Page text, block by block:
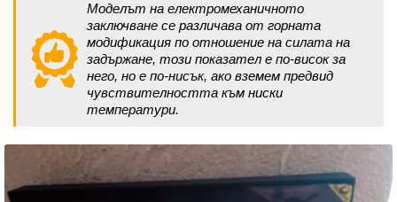
Моделът на електромеханичното
заключване се различава от горната
модификация по отношение на силата на
задържане, този показател е по-висок за
него, но е по-нисък, ако вземем предвид
чувствителността към ниски
температури.